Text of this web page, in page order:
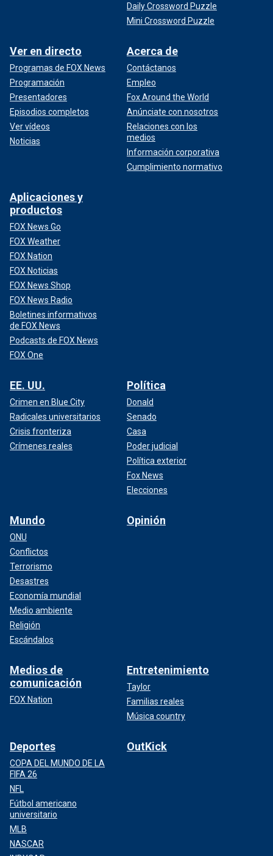
Daily Crossword Puzzle
Mini Crossword Puzzle
Ver en directo
Programas de FOX News
Programación
Presentadores
Episodios completos
Ver vídeos
Noticias
Acerca de
Contáctanos
Empleo
Fox Around the World
Anúnciate con nosotros
Relaciones con los
medios
Información corporativa
Cumplimiento normativo
Aplicaciones y
productos
FOX News Go
FOX Weather
FOX Nation
FOX Noticias
FOX News Shop
FOX News Radio
Boletines informativos
de FOX News
Podcasts de FOX News
FOX One
EE. UU.
Crimen en Blue City
Radicales universitarios
Crisis fronteriza
Crímenes reales
Política
Donald
Senado
Casa
Poder judicial
Política exterior
Fox News
Elecciones
Mundo
ONU
Conflictos
Terrorismo
Desastres
Economía mundial
Medio ambiente
Religión
Escándalos
Opinión
Medios de
comunicación
FOX Nation
Entretenimiento
Taylor
Familias reales
Música country
Deportes
COPA DEL MUNDO DE LA
FIFA 26
NFL
Fútbol americano
universitario
MLB
NASCAR
OutKick